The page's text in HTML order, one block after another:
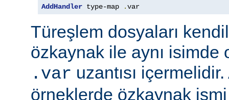
AddHandler type-map .var
Türeşlem dosyaları
özkaynak ile aynı isimde
.var uzantısı
örneklerde özkaynak